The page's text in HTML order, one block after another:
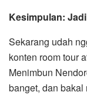
Kesimpulan:
Sekarang udah
konten room tour
Menimbun
banget, dan